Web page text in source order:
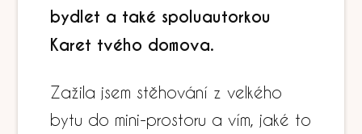
bydlet a také spoluautorkou
Karet tvého domova.
Zažila jsem stěhování z velkého
bytu do mini-prostoru a vím, jaké to